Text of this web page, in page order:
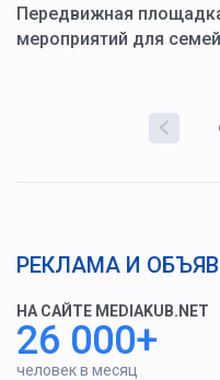
Передвижная
мероприятий для
РЕКЛАМА И
НА САЙТЕ MEDIAKUB.NET
26 000+
человек в месяц